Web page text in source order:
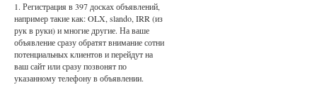
1. Регистрация в 397 досках объявлений,
например такие как: OLX, slando, IRR (из
рук в руки) и многие другие. На ваше
объявление сразу обратят внимание сотни
потенциальных клиентов и перейдут на
ваш сайт или сразу позвонят по
указанному телефону в объявлении.